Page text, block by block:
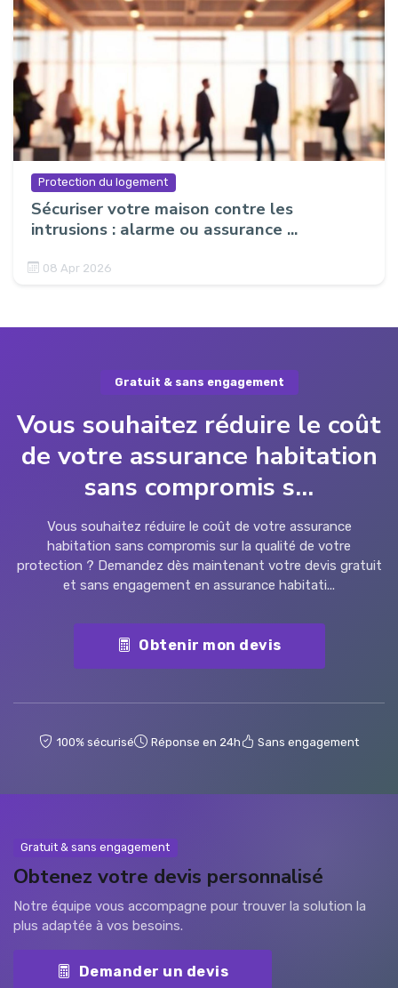
Protection du logement
Sécuriser votre maison contre les
intrusions : alarme ou assurance ...
08 Apr 2026
Gratuit & sans engagement
Vous souhaitez réduire le coût
de votre assurance habitation
sans compromis s...
Vous souhaitez réduire le coût de votre assurance
habitation sans compromis sur la qualité de votre
protection ? Demandez dès maintenant votre devis gratuit
et sans engagement en assurance habitati...
Obtenir mon devis
100% sécurisé Réponse en 24h Sans engagement
Gratuit & sans engagement
Obtenez votre devis personnalisé
Notre équipe vous accompagne pour trouver la solution la
plus adaptée à vos besoins.
Demander un devis